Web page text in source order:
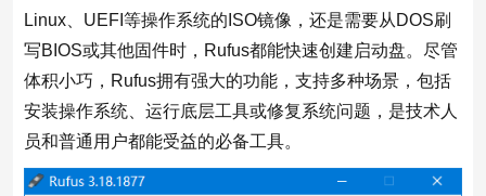
Linux、UEFI等操作系统的ISO镜像，还是需要从DOS刷
写BIOS或其他固件时，Rufus都能快速创建启动盘。尽管
体积小巧，Rufus拥有强大的功能，支持多种场景，包括
安装操作系统、运行底层工具或修复系统问题，是技术人
员和普通用户都能受益的必备工具。